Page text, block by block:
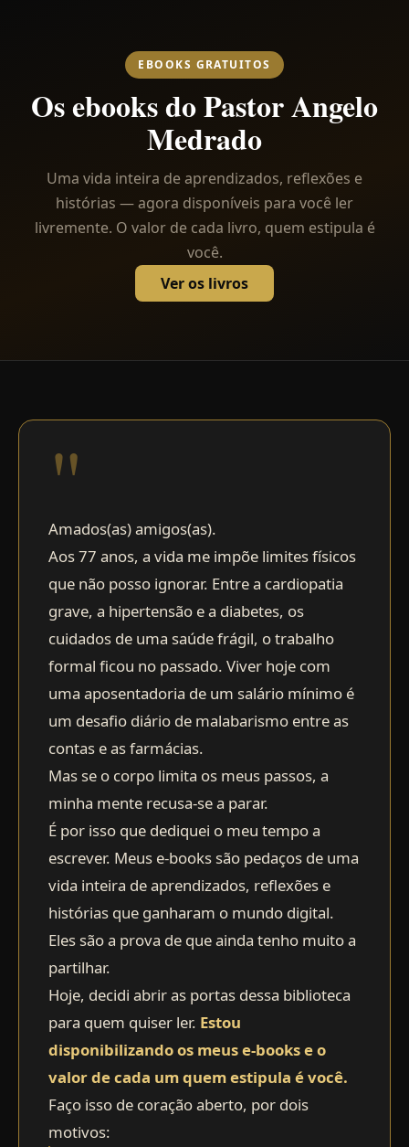
EBOOKS GRATUITOS
Os ebooks do Pastor Angelo
Medrado
Uma vida inteira de aprendizados, reflexões e
histórias — agora disponíveis para você ler
livremente. O valor de cada livro, quem estipula é
você.
Ver os livros
"
Amados(as) amigos(as).
Aos 77 anos, a vida me impõe limites físicos
que não posso ignorar. Entre a cardiopatia
grave, a hipertensão e a diabetes, os
cuidados de uma saúde frágil, o trabalho
formal ficou no passado. Viver hoje com
uma aposentadoria de um salário mínimo é
um desafio diário de malabarismo entre as
contas e as farmácias.
Mas se o corpo limita os meus passos, a
minha mente recusa-se a parar.
É por isso que dediquei o meu tempo a
escrever. Meus e-books são pedaços de uma
vida inteira de aprendizados, reflexões e
histórias que ganharam o mundo digital.
Eles são a prova de que ainda tenho muito a
partilhar.
Hoje, decidi abrir as portas dessa biblioteca
para quem quiser ler. Estou
disponibilizando os meus e-books e o
valor de cada um quem estipula é você.
Faço isso de coração aberto, por dois
motivos: